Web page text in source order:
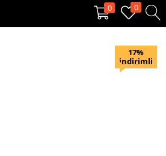
0 0
KAYIT OL
17%
indirimli